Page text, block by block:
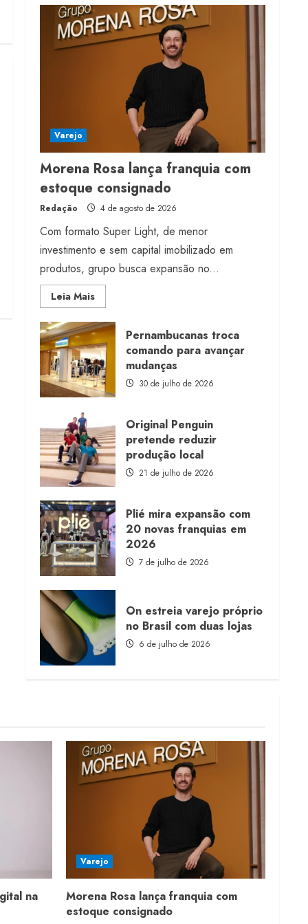
franquia com estoque
consignado
4 de agosto de 2026
Mercosul-UE prevê
transição longa para
vestuário
3 de agosto de 2026
Varejo
Morena Rosa lança franquia com
estoque consignado
Redação 4 de agosto de 2026
Com formato Super Light, de menor
investimento e sem capital imobilizado em
produtos, grupo busca expansão no...
Leia MaisRead
more
Morena
Rosa
lança
franquia
com
estoque
consignado
Pernambucanas troca
comando para avançar
mudanças
30 de julho de 2026
Original Penguin
pretende reduzir
produção local
21 de julho de 2026
Plié mira expansão com
20 novas franquias em
2026
7 de julho de 2026
On estreia varejo próprio
no Brasil com duas lojas
6 de julho de 2026
na
Varejo
Morena Rosa lança franquia com
estoque consignado